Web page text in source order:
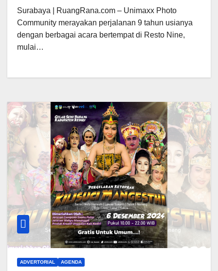
Surabaya | RuangRana.com – Unimaxx Photo
Community merayakan perjalanan 9 tahun usianya
dengan berbagai acara bertempat di Resto Nine,
mulai…
ADVERTORIAL AGENDA